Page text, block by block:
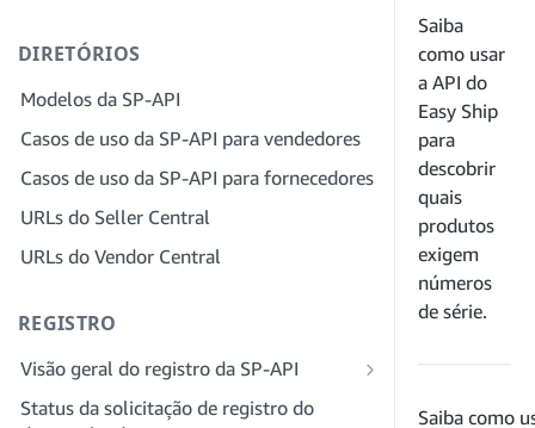
Etapa 6: configurar o fluxo de trabalho
produção
Etapa 8: chamar a SP-API em produção
Etapa 9: testar seu aplicativo
Etapa 10: listar seu aplicativo
Etapa 5: inscreva-se para funções no
conta
Etapa 7: conecte-se com vendedores
Etapa 8: liste seu serviço na Rede de
provedores de serviços
DIRETÓRIOS
Modelos da SP-API
Casos de uso da SP-API para vendedores
Casos de uso da SP-API para fornecedores
URLs do Seller Central
URLs do Vendor Central
REGISTRO
Visão geral do registro da SP-API
Registrar-se como desenvolvedor
Status da solicitação de registro do
Saiba
como usar
a API do
Easy Ship
para
descobrir
quais
produtos
exigem
números
de série.
Saiba como